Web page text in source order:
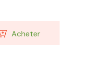
Acheter